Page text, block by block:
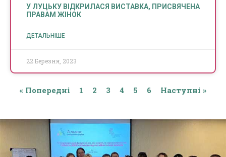
У ЛУЦЬКУ ВІДКРИЛАСЯ ВИСТАВКА, ПРИСВЯЧЕНА
ПРАВАМ ЖІНОК
ДЕТАЛЬНІШЕ
22 Березня, 2023
« Попередні 1 2 3 4 5 6 Наступні »